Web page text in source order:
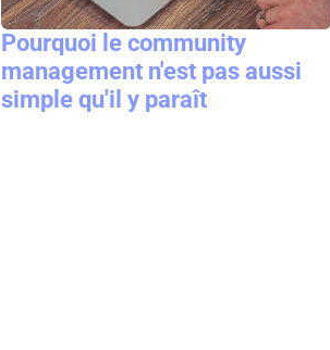
Pourquoi le community
management n'est pas aussi
simple qu'il y paraît